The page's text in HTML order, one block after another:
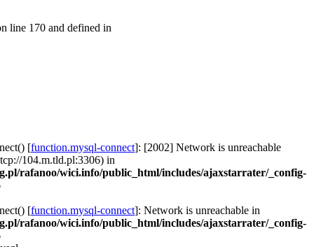
line 170 and defined in
[function.mysql-connect]: [2002] Network is unreachable
104.m.tld.pl:3306) in
rafanoo/wici.info/public_html/includes/ajaxstarrater/_config-
[function.mysql-connect]: Network is unreachable in
rafanoo/wici.info/public_html/includes/ajaxstarrater/_config-